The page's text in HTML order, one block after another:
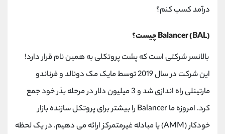
درآمد کسب کنم؟
Balancer (BAL) چیست؟
بالانسر شرکتی است که پشت پروتکلی به همین نام قرار دارد!
این شرکت در سال 2019 توسط مایک مک دونالد و فرناندو
مارتینلی راه اندازی شد و 3 میلیون دلار در مرحله بذر خود جمع
کرد. امروزه ما Balancer را بیشتر برای پروتکل سازنده بازار
خودکار (AMM) یا مبادله غیرمتمرکز ارائه می دهیم. در یک لحظه